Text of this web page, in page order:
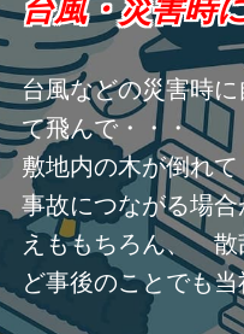
台風などの災害時
て飛んで・・・
敷地内の木が倒れ
事故につながる場
えももちろん、 散
ど事後のことでも